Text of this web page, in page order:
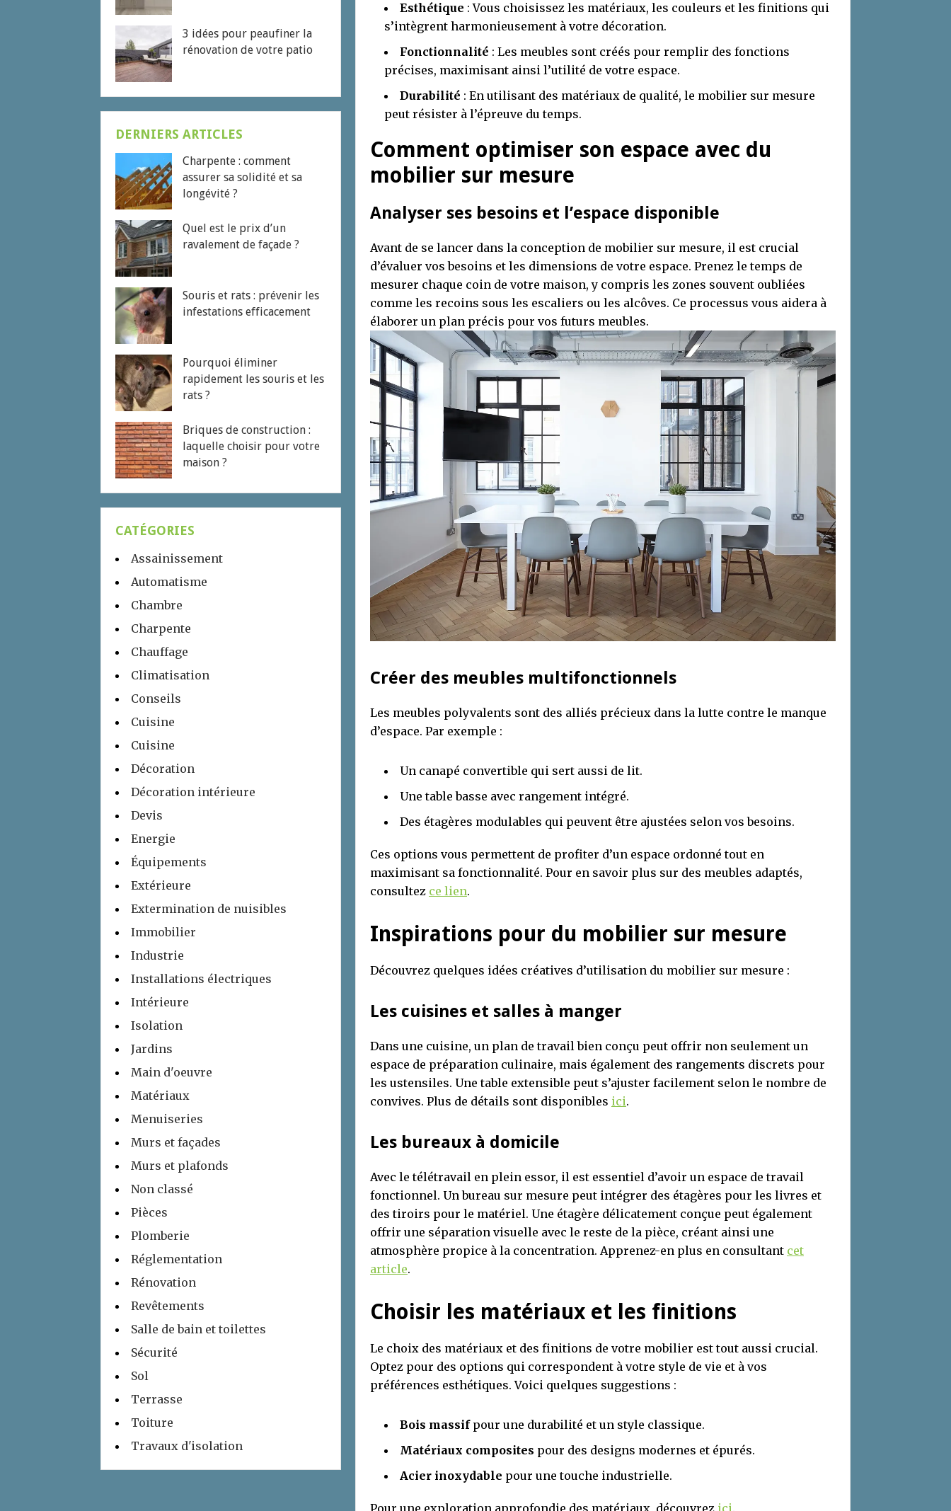
Esthétique : Vous choisissez les matériaux, les couleurs et les finitions qui
s’intègrent harmonieusement à votre décoration.
Fonctionnalité : Les meubles sont créés pour remplir des fonctions
précises, maximisant ainsi l’utilité de votre espace.
Durabilité : En utilisant des matériaux de qualité, le mobilier sur mesure
peut résister à l’épreuve du temps.
Comment optimiser son espace avec du
mobilier sur mesure
Analyser ses besoins et l’espace disponible
Avant de se lancer dans la conception de mobilier sur mesure, il est crucial
d’évaluer vos besoins et les dimensions de votre espace. Prenez le temps de
mesurer chaque coin de votre maison, y compris les zones souvent oubliées
comme les recoins sous les escaliers ou les alcôves. Ce processus vous aidera à
élaborer un plan précis pour vos futurs meubles.
Créer des meubles multifonctionnels
Les meubles polyvalents sont des alliés précieux dans la lutte contre le manque
d’espace. Par exemple :
Un canapé convertible qui sert aussi de lit.
Une table basse avec rangement intégré.
Des étagères modulables qui peuvent être ajustées selon vos besoins.
Ces options vous permettent de profiter d’un espace ordonné tout en
maximisant sa fonctionnalité. Pour en savoir plus sur des meubles adaptés,
consultez ce lien.
Inspirations pour du mobilier sur mesure
Découvrez quelques idées créatives d’utilisation du mobilier sur mesure :
Les cuisines et salles à manger
Dans une cuisine, un plan de travail bien conçu peut offrir non seulement un
espace de préparation culinaire, mais également des rangements discrets pour
les ustensiles. Une table extensible peut s’ajuster facilement selon le nombre de
convives. Plus de détails sont disponibles ici.
Les bureaux à domicile
Avec le télétravail en plein essor, il est essentiel d’avoir un espace de travail
fonctionnel. Un bureau sur mesure peut intégrer des étagères pour les livres et
des tiroirs pour le matériel. Une étagère délicatement conçue peut également
offrir une séparation visuelle avec le reste de la pièce, créant ainsi une
atmosphère propice à la concentration. Apprenez-en plus en consultant cet
article.
Choisir les matériaux et les finitions
Le choix des matériaux et des finitions de votre mobilier est tout aussi crucial.
Optez pour des options qui correspondent à votre style de vie et à vos
préférences esthétiques. Voici quelques suggestions :
Bois massifpour une durabilité et un style classique.
Matériaux composites pour des designs modernes et épurés.
Acier inoxydable pour une touche industrielle.
Pour une exploration approfondie des matériaux, découvrez ici
3 idées pour peaufiner la
rénovation de votre patio
DERNIERS ARTICLES
Charpente : comment
assurer sa solidité et sa
longévité ?
Quel est le prix d’un
ravalement de façade ?
Souris et rats : prévenir les
infestations efficacement
Pourquoi éliminer
rapidement les souris et les
rats ?
Briques de construction :
laquelle choisir pour votre
maison ?
CATÉGORIES
Assainissement
Automatisme
Chambre
Charpente
Chauffage
Climatisation
Conseils
Cuisine
Cuisine
Décoration
Décoration intérieure
Devis
Energie
Équipements
Extérieure
Extermination de nuisibles
Immobilier
Industrie
Installations électriques
Intérieure
Isolation
Jardins
Main d'oeuvre
Matériaux
Menuiseries
Murs et façades
Murs et plafonds
Non classé
Pièces
Plomberie
Réglementation
Rénovation
Revêtements
Salle de bain et toilettes
Sécurité
Sol
Terrasse
Toiture
Travaux d'isolation